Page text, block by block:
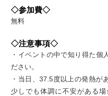
◇参加費◇
無料
◇注意事項◇
・イベントの中で知り得た個
ださい。
・当日、37.5度以上の発熱が
少しでも体調に不安がある